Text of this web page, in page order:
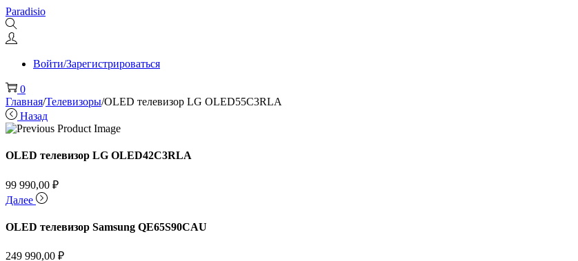
Перейти
к
навигации
Перейти
к
содержимому
Paradisio
Войти/Зарегистрироваться
0
Главная/Телевизоры/OLED телевизор LG OLED55C3RLA
Назад
OLED телевизор LG OLED42C3RLA
99 990,00 ₽
Далее
OLED телевизор Samsung QE65S90CAU
249 990,00 ₽